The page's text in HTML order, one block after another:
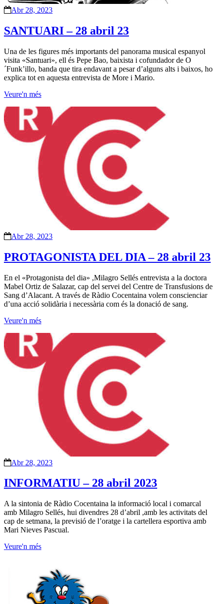
Abr 28, 2023
SANTUARI – 28 abril 23
Una de les figures més importants del panorama musical espanyol
visita «Santuari», ell és Pepe Bao, baixista i cofundador de O
´Funk’illo, banda que tira endavant a pesar d’alguns alts i baixos, ho
explica tot en aquesta entrevista de More i Mario.
Veure'n més
Abr 28, 2023
PROTAGONISTA DEL DIA – 28 abril 23
En el «Protagonista del dia» ,Milagro Sellés entrevista a la doctora
Mabel Ortiz de Salazar, cap del servei del Centre de Transfusions de
Sang d’Alacant. A través de Ràdio Cocentaina volem conscienciar
d’una acció solidària i necessària com és la donació de sang.
Veure'n més
Abr 28, 2023
INFORMATIU – 28 abril 2023
A la sintonia de Ràdio Cocentaina la informació local i comarcal
amb Milagro Sellés, hui divendres 28 d’abril ,amb les activitats del
cap de setmana, la previsió de l’oratge i la cartellera esportiva amb
Mari Nieves Pascual.
Veure'n més